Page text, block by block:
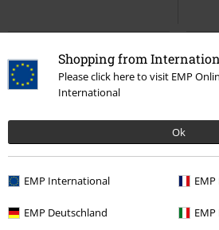
Shopping from
Please click here to visit EMP
International
Ok
EMP International
EMP Deutschland